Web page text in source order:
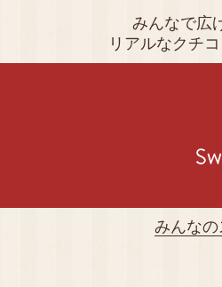
みんなで広
リアルなクチ
みんなの